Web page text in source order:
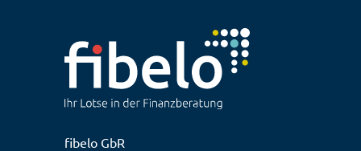
fibelo GbR